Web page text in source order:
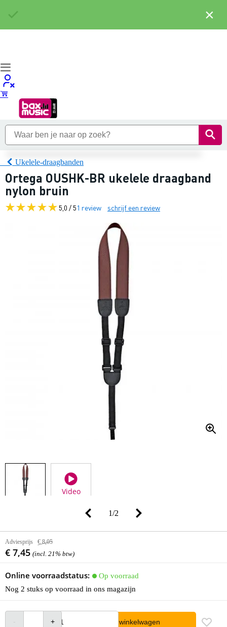
Ukelele-draagbanden
Ortega OUSHK-BR ukelele draagband
nylon bruin
5,0 / 51 review schrijf een review
Video
1/2
Adviesprijs € 8,05
€ 7,45 (incl. 21% btw)
Online voorraadstatus:
Op voorraad
Nog 2 stuks op voorraad in ons magazijn
In winkelwagen
×